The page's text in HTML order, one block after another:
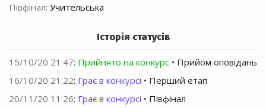
Півфінал: Учительська
Історія статусів
15/10/20 21:47: Прийнято на конкурс • Прийом оповідань
16/10/20 21:22: Грає в конкурсі • Перший етап
20/11/20 11:26: Грає в конкурсі • Півфінал